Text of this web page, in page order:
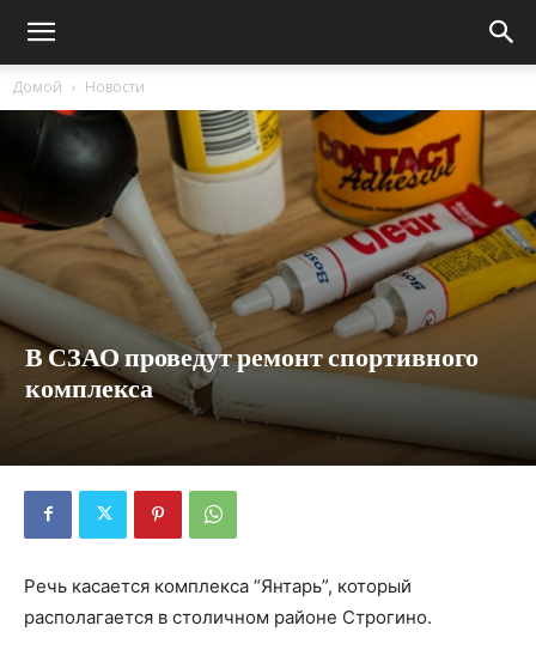
Домой Новости
В СЗАО проведут ремонт спортивного
комплекса
Речь касается комплекса “Янтарь”, который
располагается в столичном районе Строгино.